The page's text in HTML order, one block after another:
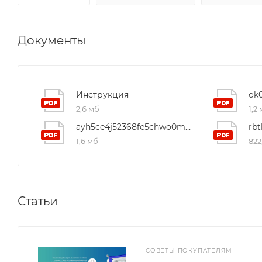
Документы
Инструкция
2,6 мб 1,2
ayh5ce4j52368fe5chwo0mhc6mueotb3
1,6 мб
Статьи
СОВЕТЫ ПОКУПАТЕЛЯМ